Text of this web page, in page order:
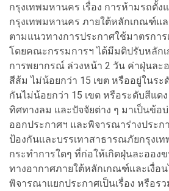
กรุงเทพมหานคร เรื่อง การห้ามรถตั้ง
กรุงเทพมหานคร ภายใต้หลักเกณฑ์แ
ตามแนวทางการประกาศใช้มาตรกา
โดยคณะกรรมการฯ ได้มีมติปรับหลัก
การพยากรณ์ ล่วงหน้า 2 วัน ค่าฝุ่นละ
สีส้ม ไม่น้อยกว่า 15 เขต หรืออยู่ในร
กันไม่น้อยกว่า 15 เขต หรือระดับสีแด
ทิศทางลม และปัจจัยต่าง ๆ มาเป็นข้อ
ออกประกาศฯ และพิจารณาร่างประก
ป้องกันและบรรเทาสาธารณภัยกรุงเ
กระทำการใดๆ ที่ก่อให้เกิดฝุ่นละออง
ทางอากาศภายใต้หลักเกณฑ์และเงื่อ
พิจารณาแยกประกาศเป็นเรื่อง หรือร